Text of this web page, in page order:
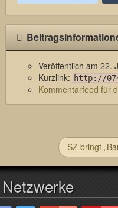
Veröffentlich am 22.
Kurzlink: http://
Kommentarfeed für
SZ bringt